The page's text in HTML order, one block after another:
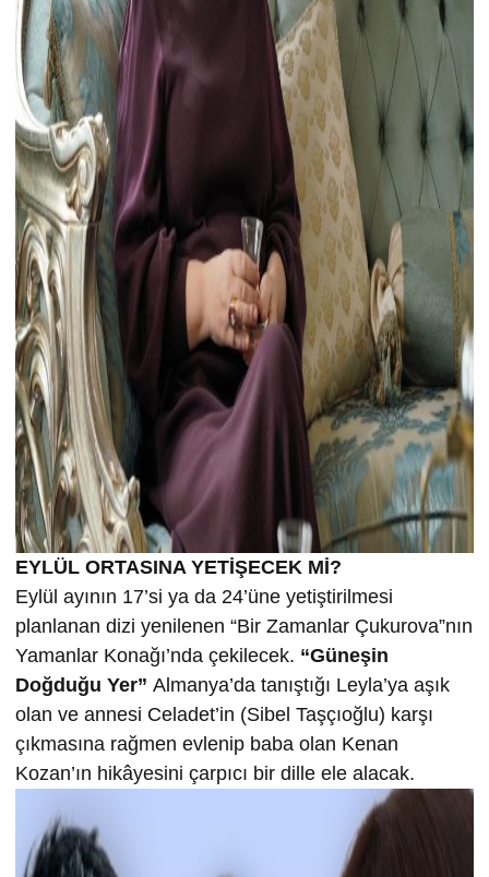
EYLÜL ORTASINA YETİŞECEK Mİ?
Eylül ayının 17’si ya da 24’üne yetiştirilmesi
planlanan dizi yenilenen “Bir Zamanlar Çukurova”nın
Yamanlar Konağı’nda çekilecek. “Güneşin
Doğduğu Yer” Almanya’da tanıştığı Leyla’ya aşık
olan ve annesi Celadet’in (Sibel Taşçıoğlu) karşı
çıkmasına rağmen evlenip baba olan Kenan
Kozan’ın hikâyesini çarpıcı bir dille ele alacak.